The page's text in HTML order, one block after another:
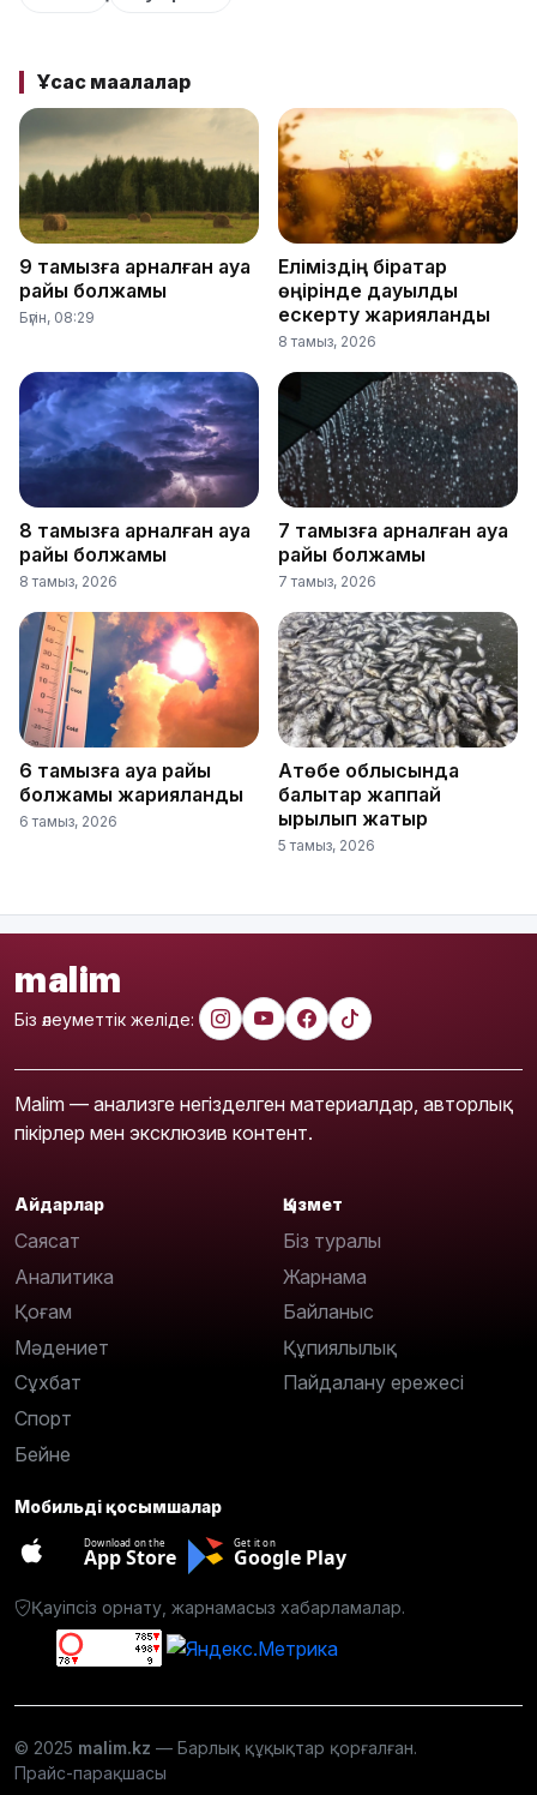
Ұқсас мақалалар
9 тамызға арналған ауа
райы болжамы
Бүгін, 08:29
Еліміздің бірқатар
өңірінде дауылды
ескерту жарияланды
8 тамыз, 2026
8 тамызға арналған ауа
райы болжамы
8 тамыз, 2026
7 тамызға арналған ауа
райы болжамы
7 тамыз, 2026
6 тамызға ауа райы
болжамы жарияланды
6 тамыз, 2026
Ақтөбе облысында
балықтар жаппай
қырылып жатыр
5 тамыз, 2026
malim
Біз әлеуметтік желіде:
Malim — анализге негізделген материалдар, авторлық
пікірлер мен эксклюзив контент.
Айдарлар
Саясат
Аналитика
Қоғам
Мәдениет
Сұхбат
Спорт
Бейне
Қызмет
Біз туралы
Жарнама
Байланыс
Құпиялылық
Пайдалану ережесі
Мобильді қосымшалар
Download on the
App Store
Get it on
Google Play
Қауіпсіз орнату, жарнамасыз хабарламалар.
© 2025 malim.kz — Барлық құқықтар қорғалған.
Прайс-парақшасы